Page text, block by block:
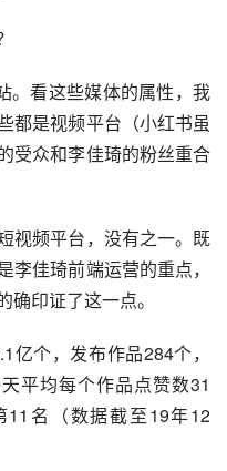
。看这些媒体的属性，我
是视频平台（小红书虽
受众和李佳琦的粉丝重合
视频平台，没有之一。既
佳琦前端运营的重点，
印证了这一点。
个，发布作品284个，
平均每个作品点赞数31
11名（数据截至19年12